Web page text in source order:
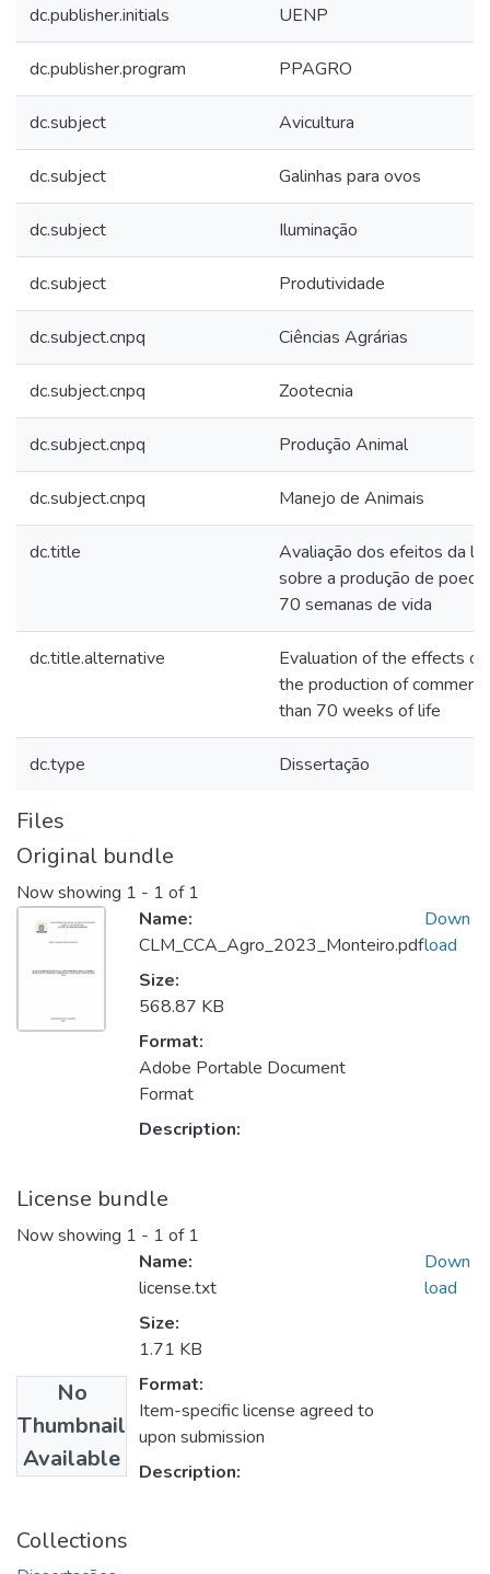
dc.publisher.initials UENP
dc.publisher.program PPAGRO
dc.subject Avicultura
dc.subject Galinhas para ovos
dc.subject Iluminação
dc.subject Produtividade
dc.subject.cnpq Ciências Agrárias
dc.subject.cnpq Zootecnia
dc.subject.cnpq Produção Animal
dc.subject.cnpq Manejo de Animais
dc.title
Avaliação dos efeitos da
sobre a produção de
70 semanas de vida
dc.title.alternative
Evaluation of the effects
the production of
than 70 weeks of life
dc.type Dissertação
Files
Original bundle
Now showing 1 - 1 of 1
Name:
CLM_CCA_Agro_2023_Monteiro.pdf
Size:
568.87 KB
Format:
Adobe Portable Document
Format
Description:
Down
load
License bundle
Now showing 1 - 1 of 1
No
Thumbnail
Available
Name:
license.txt
Size:
1.71 KB
Format:
Item-specific license agreed to
upon submission
Description:
Down
load
Collections